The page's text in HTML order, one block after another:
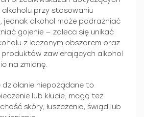
przy stosowaniu
jednak alkohol może podrażniać
gojenie — zaleca się unikać
z leczonym obszarem oraz
zawierających alkohol
na zmianę.
działanie niepożądane to
lub kłucie; mogą też
skóry, łuszczenie, świąd lub